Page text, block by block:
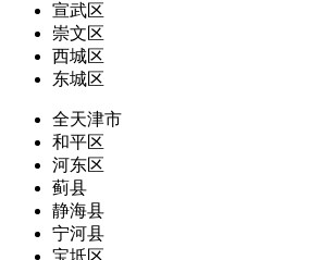
宣武区
崇文区
西城区
东城区
全天津市
和平区
河东区
蓟县
静海县
宁河县
宝坻区